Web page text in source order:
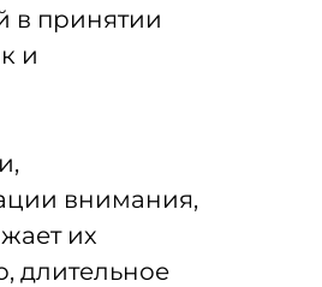
в принятии
и
внимания,
их
длительное